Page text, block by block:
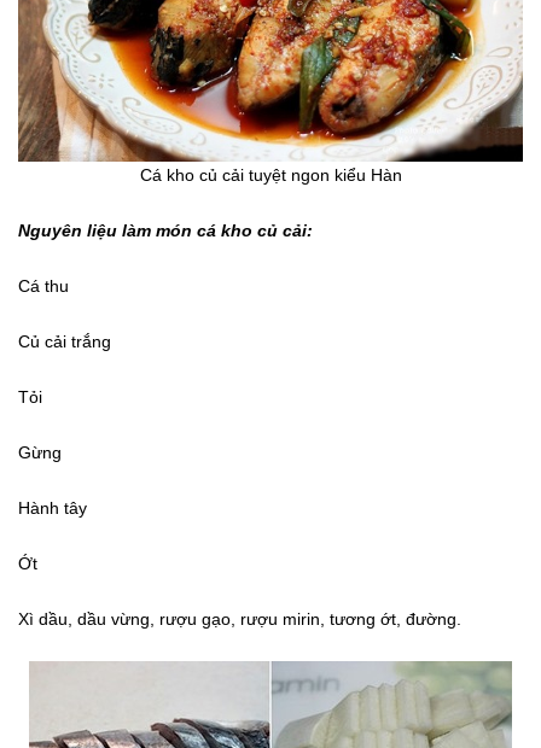
Cá kho củ cải tuyệt ngon kiểu Hàn
Nguyên liệu làm món cá kho củ cải:
Cá thu
Củ cải trắng
Tỏi
Gừng
Hành tây
Ớt
Xì dầu, dầu vừng, rượu gạo, rượu mirin, tương ớt, đường.